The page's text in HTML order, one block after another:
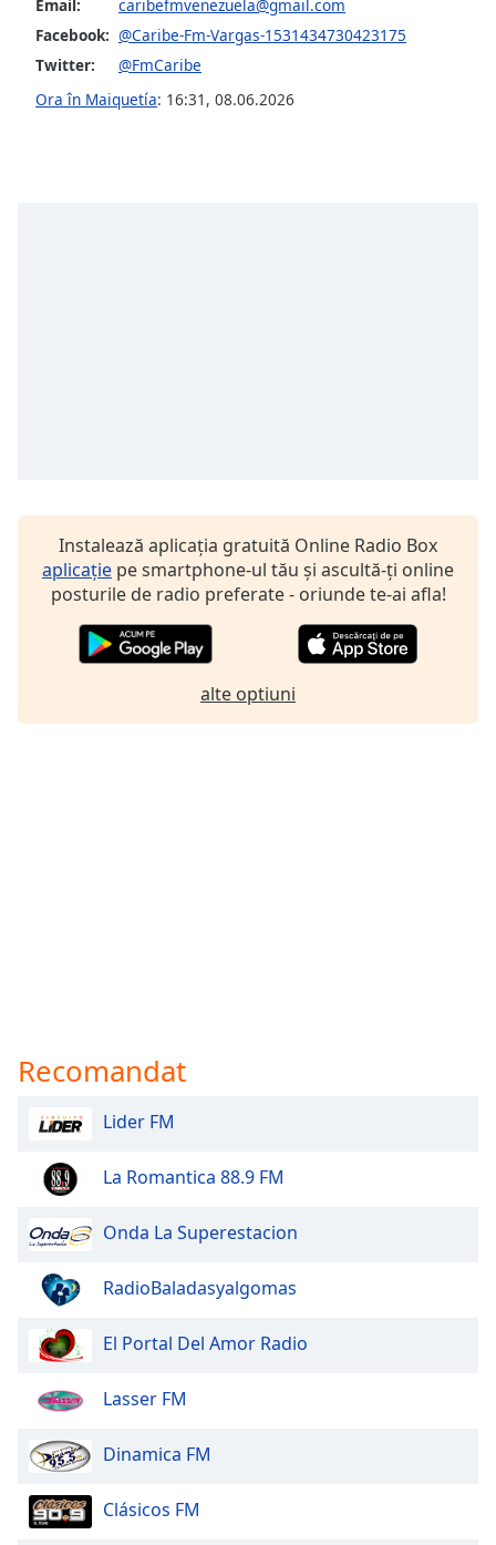
Opacity
Caption
Font
End
Email:
caribefmvenezuela@gmail.com
Facebook: @Caribe-Fm-Vargas-1531434730423175
Twitter:
@FmCaribe
Ora în Maiquetía: 16:31 , 08.06.2026
Instalează aplicația gratuită Online Radio Box
aplicație pe smartphone-ul tău și ascultă-ți online
posturile de radio preferate - oriunde te-ai afla!
alte optiuni
Recomandat
Lider FM
La Romantica 88.9 FM
Onda La Superestacion
RadioBaladasyalgomas
El Portal Del Amor Radio
Lasser FM
Dinamica FM
Clásicos FM